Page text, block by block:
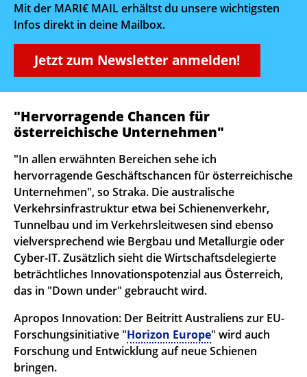
Mit der MARI€ MAIL erhältst du unsere wichtigsten
Infos direkt in deine Mailbox.
Jetzt zum Newsletter anmelden!
"Hervorragende Chancen für
österreichische Unternehmen"
"In allen erwähnten Bereichen sehe ich
hervorragende Geschäftschancen für österreichische
Unternehmen", so Straka. Die australische
Verkehrsinfrastruktur etwa bei Schienenverkehr,
Tunnelbau und im Verkehrsleitwesen sind ebenso
vielversprechend wie Bergbau und Metallurgie oder
Cyber-IT. Zusätzlich sieht die Wirtschaftsdelegierte
beträchtliches Innovationspotenzial aus Österreich,
das in "Down under" gebraucht wird.
Apropos Innovation: Der Beitritt Australiens zur EU-
Forschungsinitiative "Horizon Europe" wird auch
Forschung und Entwicklung auf neue Schienen
bringen.